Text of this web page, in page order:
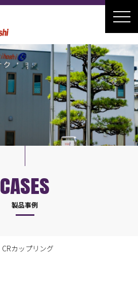
CASES
製品事例
CRカップリング